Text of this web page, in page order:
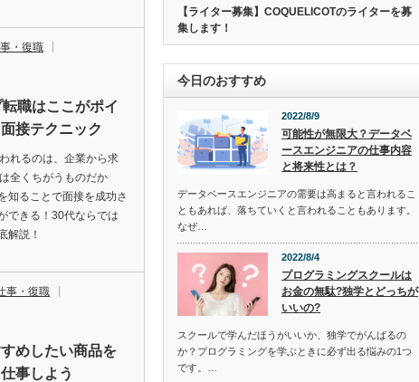
・復職
職はここがポイ
接テクニック
れるのは、企業から求
全くちがうものだか
知ることで面接を成功さ
できる！30代ならでは
解説！
事・復職
めしたい商品を
事しよう
【ライター募集】COQUELICOTのライターを募
集します！
今日のおすすめ
2022/8/9
可能性が無限大？データベ
ースエンジニアの仕事内容
と将来性とは？
データベースエンジニアの需要は高まると言われるこ
ともあれば、落ちていくと言われることもあります。
なぜ…
2022/8/4
プログラミングスクールは
お金の無駄?独学とどっちが
いいの?
スクールで学んだほうがいいか、独学でがんばるの
か？プログラミングを学ぶときに必ず出る悩みの1つ
です。…